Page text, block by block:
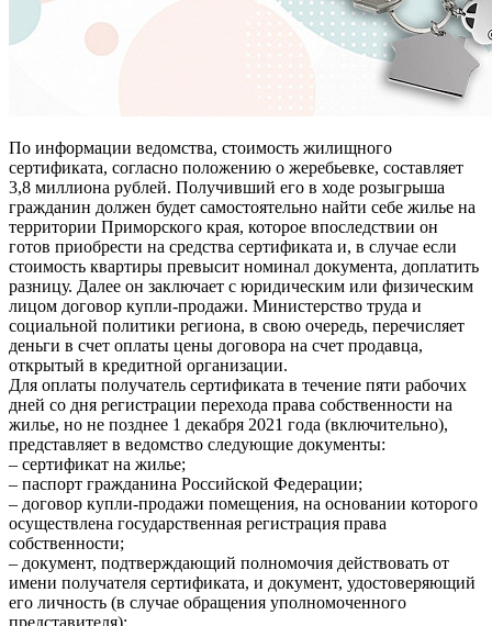
По информации ведомства, стоимость жилищного
сертификата, согласно положению о жеребьевке, составляет
3,8 миллиона рублей. Получивший его в ходе розыгрыша
гражданин должен будет самостоятельно найти себе жилье на
территории Приморского края, которое впоследствии он
готов приобрести на средства сертификата и, в случае если
стоимость квартиры превысит номинал документа, доплатить
разницу. Далее он заключает с юридическим или физическим
лицом договор купли-продажи. Министерство труда и
социальной политики региона, в свою очередь, перечисляет
деньги в счет оплаты цены договора на счет продавца,
открытый в кредитной организации.
Для оплаты получатель сертификата в течение пяти рабочих
дней со дня регистрации перехода права собственности на
жилье, но не позднее 1 декабря 2021 года (включительно),
представляет в ведомство следующие документы:
– сертификат на жилье;
– паспорт гражданина Российской Федерации;
– договор купли-продажи помещения, на основании которого
осуществлена государственная регистрация права
собственности;
– документ, подтверждающий полномочия действовать от
имени получателя сертификата, и документ, удостоверяющий
его личность (в случае обращения уполномоченного
представителя);